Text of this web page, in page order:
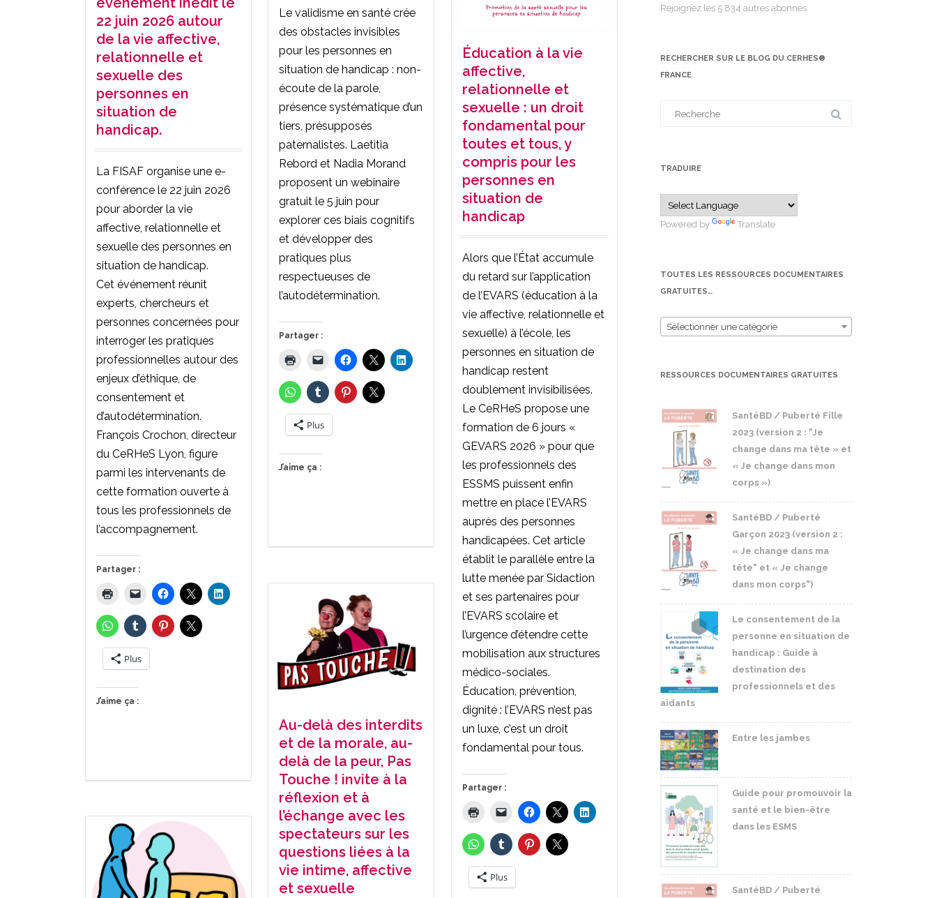
22 juin 2026 autour
de la vie affective,
relationnelle et
sexuelle des
personnes en
situation de
handicap.
La FISAF organise une e-
conférence le 22 juin 2026
pour aborder la vie
affective, relationnelle et
sexuelle des personnes en
situation de handicap.
Cet événement réunit
experts, chercheurs et
personnes concernées pour
interroger les pratiques
professionnelles autour des
enjeux d’éthique, de
consentement et
d’autodétermination.
François Crochon, directeur
du CeRHeS Lyon, figure
parmi les intervenants de
cette formation ouverte à
tous les professionnels de
l’accompagnement.
Partager :
Plus
J’aime ça :
Le validisme en santé crée
des obstacles invisibles
pour les personnes en
situation de handicap : non-
écoute de la parole,
présence systématique d’un
tiers, présupposés
paternalistes. Laetitia
Rebord et Nadia Morand
proposent un webinaire
gratuit le 5 juin pour
explorer ces biais cognitifs
et développer des
pratiques plus
respectueuses de
l’autodétermination.
Partager :
Plus
J’aime ça :
Éducation à la vie
affective,
relationnelle et
sexuelle : un droit
fondamental pour
toutes et tous, y
compris pour les
personnes en
situation de
handicap
Alors que l’État accumule
du retard sur l’application
de l’EVARS (éducation à la
vie affective, relationnelle et
sexuelle) à l’école, les
personnes en situation de
handicap restent
doublement invisibilisées.
Le CeRHeS propose une
formation de 6 jours «
GEVARS 2026 » pour que
les professionnels des
ESSMS puissent enfin
mettre en place l’EVARS
auprès des personnes
handicapées. Cet article
établit le parallèle entre la
lutte menée par Sidaction
et ses partenaires pour
l’EVARS scolaire et
l’urgence d’étendre cette
mobilisation aux structures
médico-sociales.
Éducation, prévention,
dignité : l’EVARS n’est pas
un luxe, c’est un droit
fondamental pour tous.
Partager :
Plus
Au-delà des interdits
et de la morale, au-
delà de la peur, Pas
Touche ! invite à la
réflexion et à
l’échange avec les
spectateurs sur les
questions liées à la
vie intime, affective
et sexuelle
Rejoignez les 5 834 autres abonnés
RECHERCHER SUR LE BLOG DU CERHES®
FRANCE
TRADUIRE
Powered by Translate
TOUTES LES RESSOURCES DOCUMENTAIRES
GRATUITES…
Sélectionner une catégorie
RESSOURCES DOCUMENTAIRES GRATUITES
SantéBD / Puberté Fille
2023 (version 2 : "Je
change dans ma tête » et
« Je change dans mon
corps »)
SantéBD / Puberté
Garçon 2023 (version 2 :
« Je change dans ma
tête" et « Je change
dans mon corps")
Le consentement de la
personne en situation de
handicap : Guide à
destination des
professionnels et des
aidants
Entre les jambes
Guide pour promouvoir la
santé et le bien-être
dans les ESMS
SantéBD / Puberté